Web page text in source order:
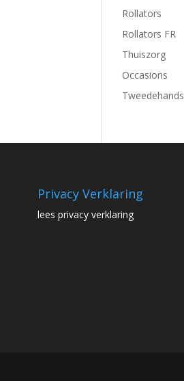
Rollators
Rollators FR
Thuiszorg
Occasions
Tweedehands
Privacy Verklaring
lees privacy verklaring